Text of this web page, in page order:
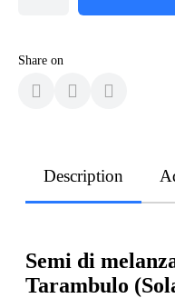
Share on
Description
Semi di
Tarambulo